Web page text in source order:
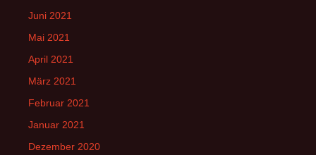
Juni 2021
Mai 2021
April 2021
März 2021
Februar 2021
Januar 2021
Dezember 2020